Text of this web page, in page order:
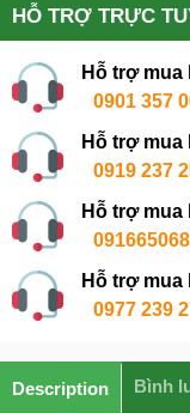
HỖ TRỢ TRỰC
Hỗ trợ mua
0901 357
Hỗ trợ mua
0919 237
Hỗ trợ mua
Hỗ trợ mua
0977 239
Description Bình